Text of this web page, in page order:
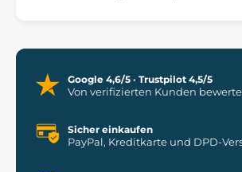
Google 4,6/5 · Trustpilot 4,5/5
Von verifizierten Kunden
Sicher einkaufen
PayPal, Kreditkarte und DPD-